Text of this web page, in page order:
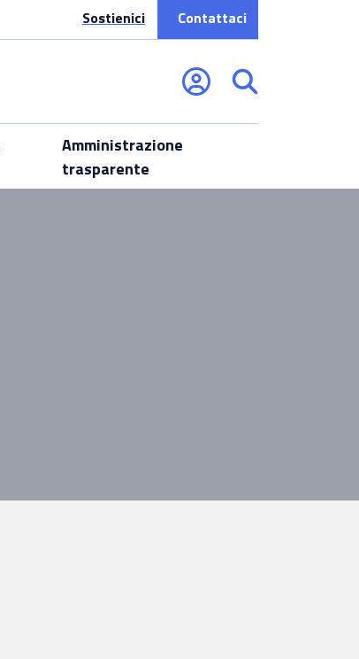
Sostienici Contattaci
Amministrazione
trasparente